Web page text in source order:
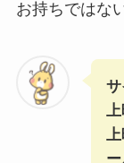
お持ちではな
上